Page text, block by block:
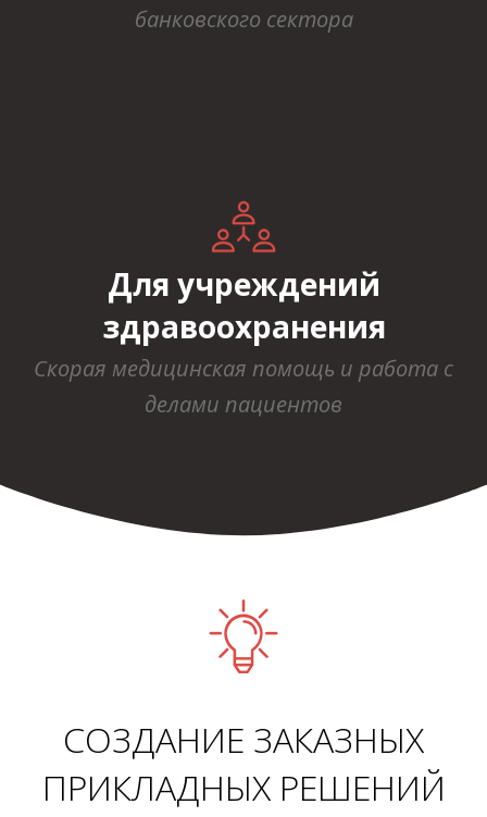
банковского сектора
Для учреждений
здравоохранения
Скорая медицинская помощь и работа с
делами пациентов
СОЗДАНИЕ ЗАКАЗНЫХ
ПРИКЛАДНЫХ РЕШЕНИЙ